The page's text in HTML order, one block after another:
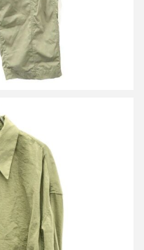
クツイストシャツ
円